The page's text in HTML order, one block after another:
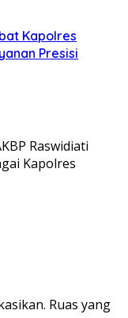
Kapolres
Presisi
Raswidiati
Kapolres
Ruas yang